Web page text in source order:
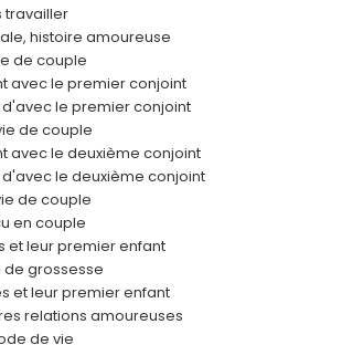
travailler
histoire amoureuse
de couple
avec le premier conjoint
le premier conjoint
de couple
avec le deuxième conjoint
le deuxième conjoint
de couple
en couple
et leur premier enfant
de grossesse
et leur premier enfant
relations amoureuses
de vie